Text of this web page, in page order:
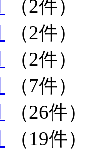
（2件）
（2件）
（2件）
（7件）
（26件）
（19件）